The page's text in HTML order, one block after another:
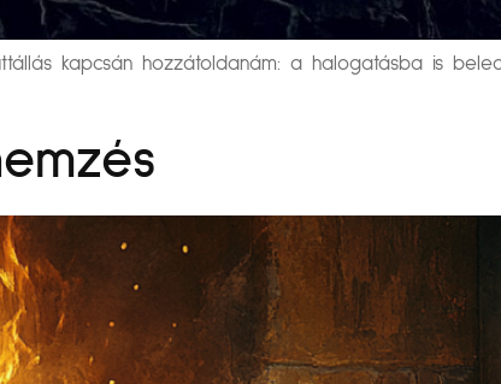
kapcsán hozzátoldanám: a halogatásba is